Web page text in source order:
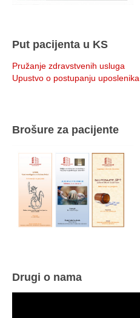
Put pacijenta u KS
Pružanje zdravstvenih usluga
Upustvo o postupanju uposlenika
Brošure za pacijente
Drugi o nama